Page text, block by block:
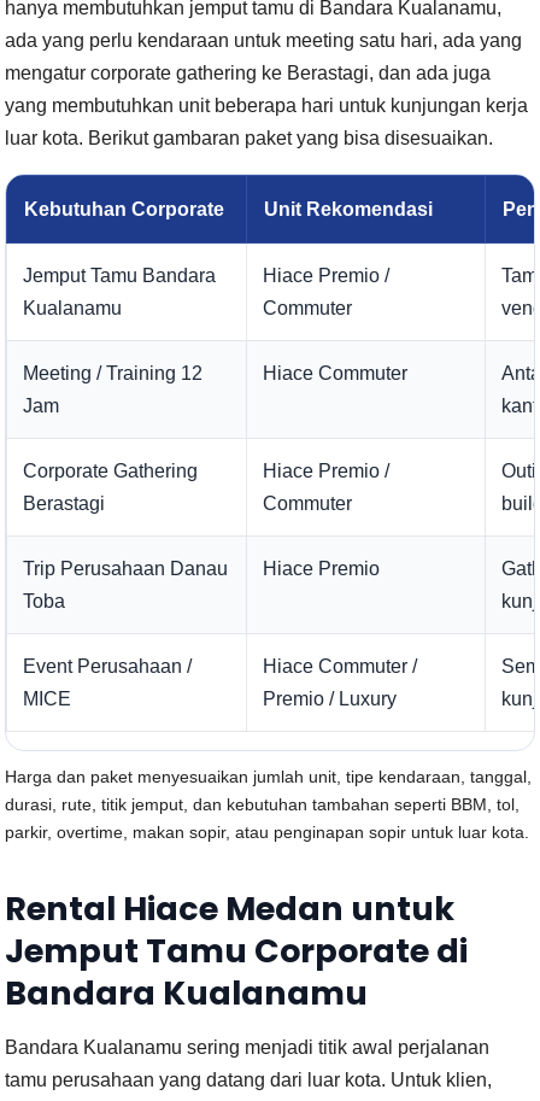
hanya membutuhkan jemput tamu di Bandara Kualanamu,
ada yang perlu kendaraan untuk meeting satu hari, ada yang
mengatur corporate gathering ke Berastagi, dan ada juga
yang membutuhkan unit beberapa hari untuk kunjungan kerja
luar kota. Berikut gambaran paket yang bisa disesuaikan.
Kebutuhan Corporate Unit Rekomendasi
Jemput Tamu Bandara
Kualanamu
Hiace Premio /
Commuter
Meeting / Training 12
Jam
Hiace Commuter
Corporate Gathering
Berastagi
Hiace Premio /
Commuter
Trip Perusahaan Danau
Toba
Hiace Premio
Event Perusahaan /
MICE
Hiace Commuter /
Premio / Luxury
Harga dan paket menyesuaikan jumlah unit, tipe kendaraan, tanggal,
durasi, rute, titik jemput, dan kebutuhan tambahan seperti BBM, tol,
parkir, overtime, makan sopir, atau penginapan sopir untuk luar kota.
Rental Hiace Medan untuk
Jemput Tamu Corporate di
Bandara Kualanamu
Bandara Kualanamu sering menjadi titik awal perjalanan
tamu perusahaan yang datang dari luar kota. Untuk klien,